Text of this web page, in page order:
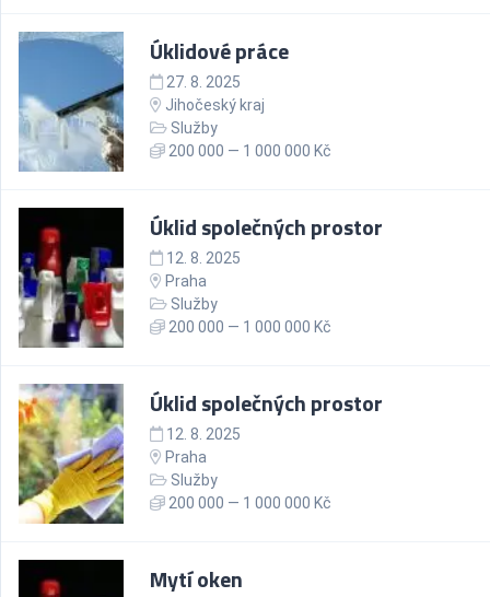
Úklidové práce
27. 8. 2025
Jihočeský kraj
Služby
200 000 — 1 000 000 Kč
Úklid společných prostor
12. 8. 2025
Praha
Služby
200 000 — 1 000 000 Kč
Úklid společných prostor
12. 8. 2025
Praha
Služby
200 000 — 1 000 000 Kč
Mytí oken